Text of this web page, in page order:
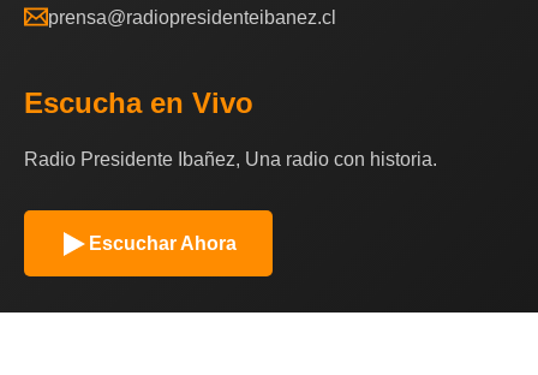
prensa@radiopresidenteibanez.cl
Escucha en Vivo
Radio Presidente Ibañez, Una radio con historia.
Escuchar Ahora